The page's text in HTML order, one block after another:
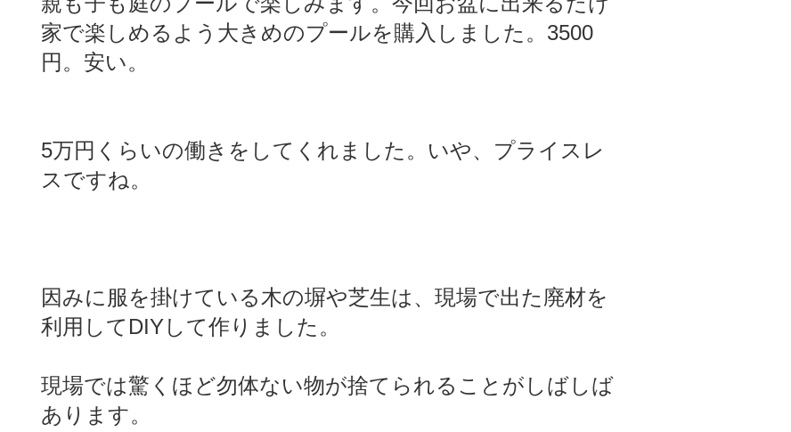
家で楽しめるよう大きめのプールを購入しました。3500
円。安い。
5万円くらいの働きをしてくれました。いや、プライスレ
スですね。
因みに服を掛けている木の塀や芝生は、現場で出た廃材を
利用してDIYして作りました。
現場では驚くほど勿体ない物が捨てられることがしばしば
あります。